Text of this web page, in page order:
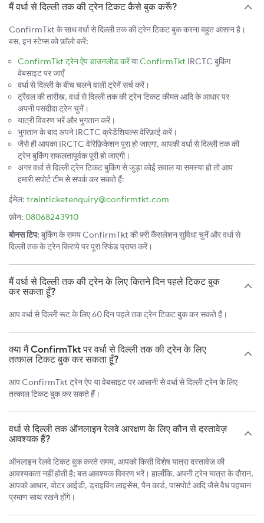
मैं वर्धा से दिल्ली तक की ट्रेन टिकट कैसे बुक करूँ?
ConfirmTkt के साथ वर्धा से दिल्ली तक की ट्रेन टिकट बुक करना बहुत आसान है।
बस, इन स्टेप्स को फ़ॉलो करें:
ConfirmTkt ट्रेन ऐप डाउनलोड करेंयाConfirmTkt IRCTC बुकिंग
वेबसाइट पर जाएँ
वर्धा से दिल्ली के बीच चलने वाली ट्रेनें सर्च करें।
ट्रैवल की तारीख, वर्धा से दिल्ली तक की ट्रेन टिकट कीमत आदि के आधार पर
अपनी पसंदीदा ट्रेन चुनें।
यात्री विवरण भरें और भुगतान करें।
भुगतान के बाद अपने IRCTC क्रेडेंशियल्स वेरिफ़ाई करें।
जैसे ही आपका IRCTC वेरिफ़िकेशन पूरा हो जाएगा, आपकी वर्धा से दिल्ली तक की
ट्रेन बुकिंग सफलतापूर्वक पूरी हो जाएगी।
अगर वर्धा से दिल्ली ट्रेन टिकट बुकिंग से जुड़ा कोई सवाल या समस्या हो तो आप
हमारी सपोर्ट टीम से संपर्क कर सकते हैं:
ईमेल: trainticketenquiry@confirmtkt.com
फ़ोन: 08068243910
बोनस टिप: बुकिंग के समय ConfirmTkt की फ़्री कैंसलेशन सुविधा चुनें और वर्धा से
दिल्ली तक के ट्रेन किराये पर पूरा रिफंड प्राप्त करें।
मैं वर्धा से दिल्ली तक की ट्रेन के लिए कितने दिन पहले टिकट बुक
कर सकता हूँ?
आप वर्धा से दिल्ली रूट के लिए 60 दिन पहले तक ट्रेन टिकट बुक कर सकते हैं।
क्या मैं ConfirmTkt पर वर्धा से दिल्ली तक की ट्रेन के लिए
तत्काल टिकट बुक कर सकता हूँ?
आप ConfirmTkt ट्रेन ऐप या वेबसाइट पर आसानी से वर्धा से दिल्ली ट्रेन के लिए
तत्काल टिकट बुक कर सकते हैं।
वर्धा से दिल्ली तक ऑनलाइन रेलवे आरक्षण के लिए कौन से दस्तावेज़
आवश्यक हैं?
ऑनलाइन रेलवे टिकट बुक करते समय, आपको किसी विशेष यात्रा दस्तावेज़ की
आवश्यकता नहीं होती है; बस आवश्यक विवरण भरें। हालाँकि, अपनी ट्रेन यात्रा के दौरान,
आपको आधार, वोटर आईडी, ड्राइविंग लाइसेंस, पैन कार्ड, पासपोर्ट आदि जैसे वैध पहचान
प्रमाण साथ रखने होंगे।